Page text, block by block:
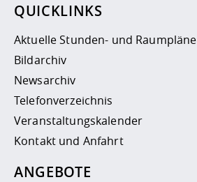
QUICKLINKS
Aktuelle Stunden- und Raumpläne
Bildarchiv
Newsarchiv
Telefonverzeichnis
Veranstaltungskalender
Kontakt und Anfahrt
ANGEBOTE